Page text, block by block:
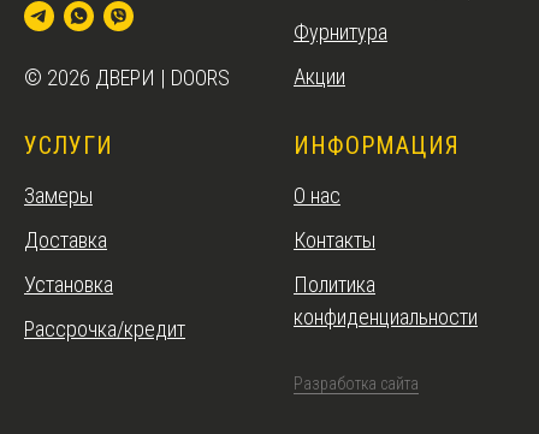
© 2026 ДВЕРИ | DOORS
Фурнитура
Акции
УСЛУГИ
Замеры
Доставка
Установка
Рассрочка/кредит
ИНФОРМАЦИЯ
О нас
Контакты
Политика
конфиденциальности
Разработка сайта